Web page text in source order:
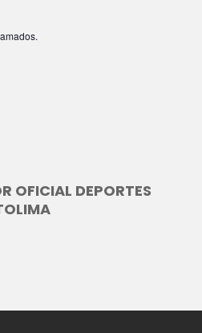
OFICIAL DEPORTES